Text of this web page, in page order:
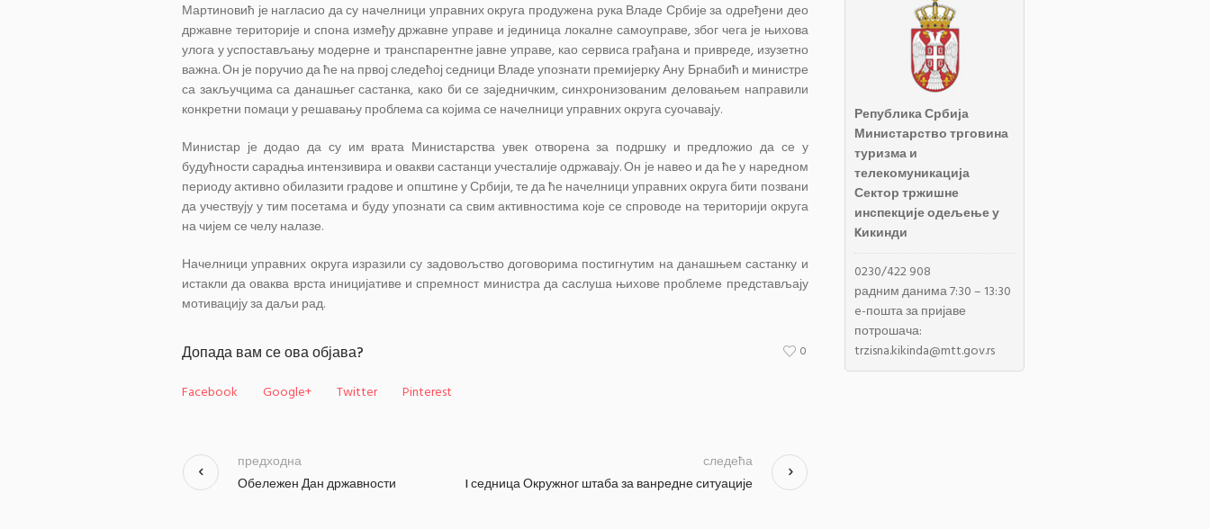
Мартиновић је нагласио да су начелници управних округа продужена рука Владе Србије за одређени део
државне територије и спона између државне управе и јединица локалне самоуправе, због чега је њихова
улога у успостављању модерне и транспарентне јавне управе, као сервиса грађана и привреде, изузетно
важна. Он је поручио да ће на првој следећој седници Владе упознати премијерку Ану Брнабић и министре
са закључцима са данашњег састанка, како би се заједничким, синхронизованим деловањем направили
конкретни помаци у решавању проблема са којима се начелници управних округа суочавају.
Министар је додао да су им врата Министарства увек отворена за подршку и предложио да се у
будућности сарадња интензивира и овакви састанци учесталије одржавају. Он је навео и да ће у наредном
периоду активно обилазити градове и општине у Србији, те да ће начелници управних округа бити позвани
да учествују у тим посетама и буду упознати са свим активностима које се спроводе на територији округа
на чијем се челу налазе.
Начелници управних округа изразили су задовољство договорима постигнутим на данашњем састанку и
истакли да оваква врста иницијативе и спремност министра да саслуша њихове проблеме представљају
мотивацију за даљи рад.
Допада вам се ова објава?
Facebook Google+ Twitter Pinterest
0
Обележен Дан државности
предходна
I седница Окружног штаба за ванредне ситуације
следећа
Република Србија
Министарство трговина
туризма и
телекомуникација
Сектор тржишне
инспекције одељење у
Kикинди
0230/422 908
радним данима 7:30 – 13:30
e-пошта за пријаве
потрошача:
trzisna.kikinda@mtt.gov.rs